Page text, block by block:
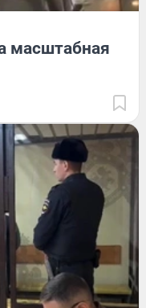
масштабная